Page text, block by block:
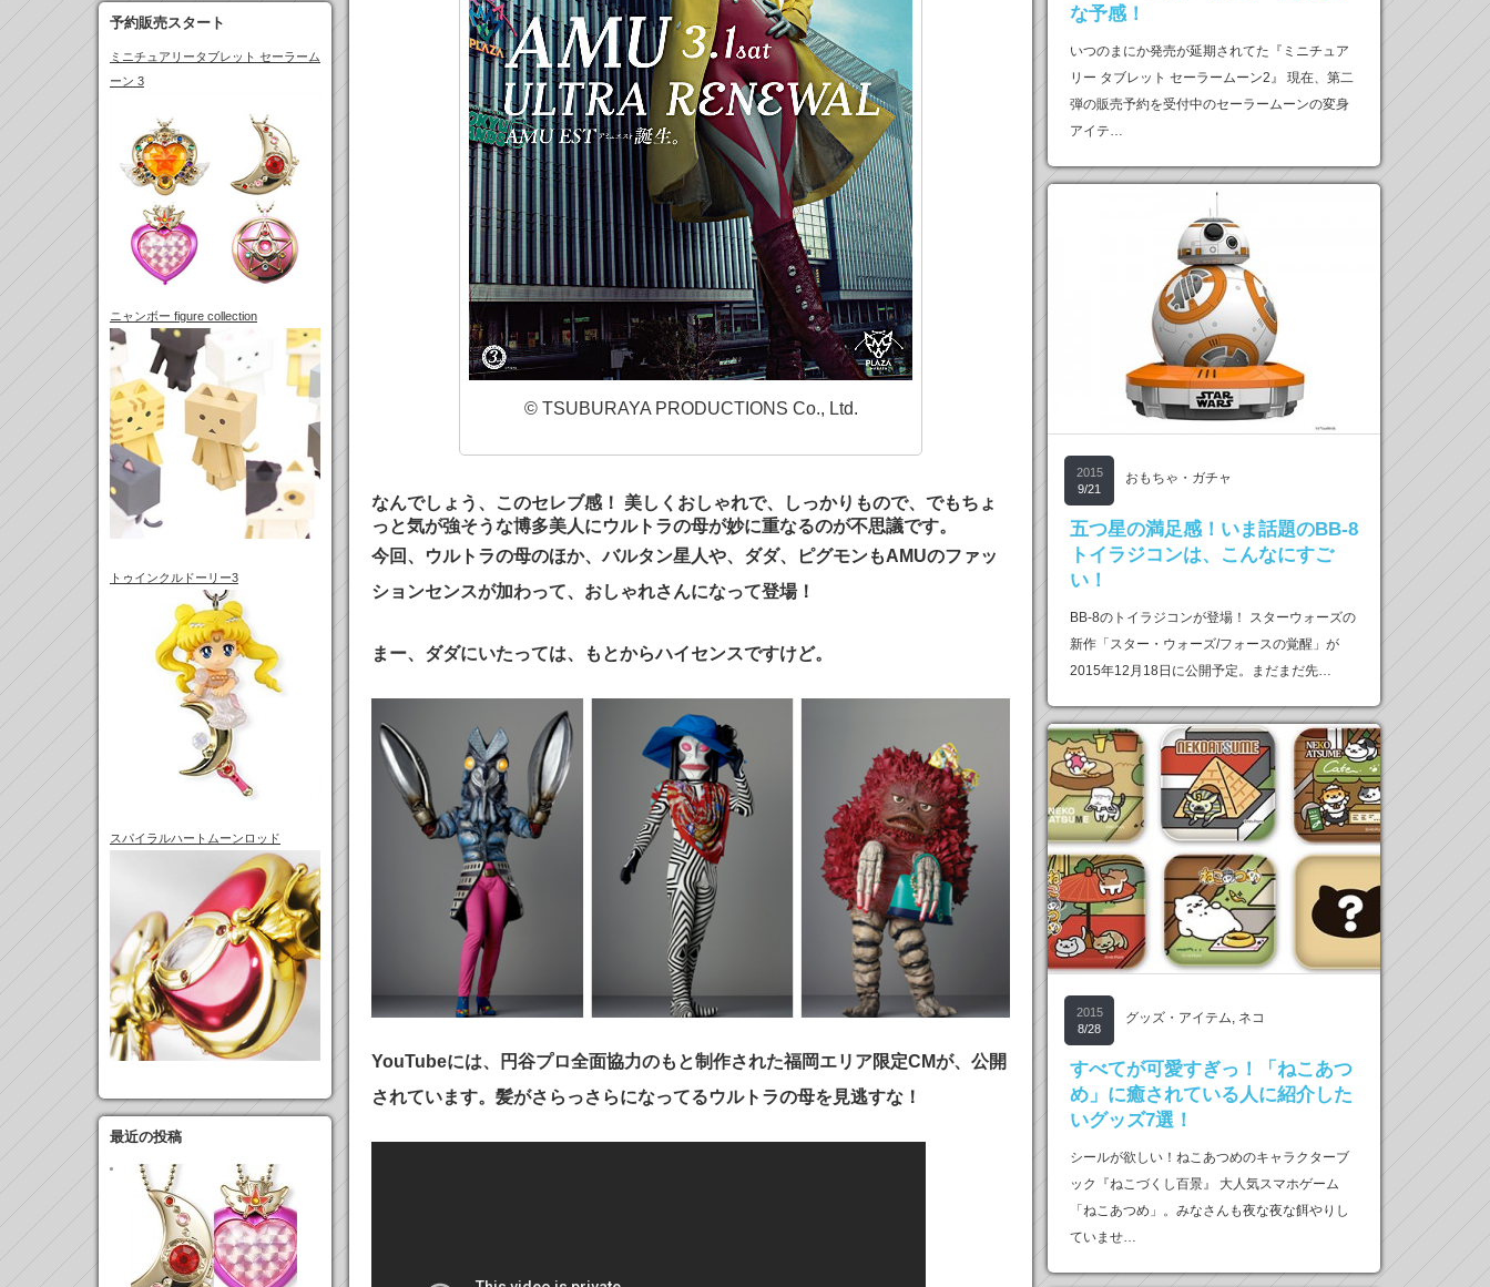
予約販売スタート
ミニチュアリータブレット セーラーム
ーン 3
ニャンボー figure collection
トゥインクルドーリー3
スパイラルハートムーンロッド
最近の投稿
© TSUBURAYA PRODUCTIONS Co., Ltd.
なんでしょう、このセレブ感！ 美しくおしゃれで、しっかりもので、でもちょ
っと気が強そうな博多美人にウルトラの母が妙に重なるのが不思議です。
今回、ウルトラの母のほか、バルタン星人や、ダダ、ピグモンもAMUのファッ
ションセンスが加わって、おしゃれさんになって登場！
まー、ダダにいたっては、もとからハイセンスですけど。
YouTubeには、円谷プロ全面協力のもと制作された福岡エリア限定CMが、公開
されています。髪がさらっさらになってるウルトラの母を見逃すな！
な予感！
いつのまにか発売が延期されてた『ミニチュア
リー タブレット セーラームーン2』 現在、第二
弾の販売予約を受付中のセーラームーンの変身
アイテ…
2015
9/21
おもちゃ・ガチャ
五つ星の満足感！いま話題のBB-8
トイラジコンは、こんなにすご
い！
BB-8のトイラジコンが登場！ スターウォーズの
新作「スター・ウォーズ/フォースの覚醒」が
2015年12月18日に公開予定。まだまだ先…
2015
8/28
グッズ・アイテム, ネコ
すべてが可愛すぎっ！「ねこあつ
め」に癒されている人に紹介した
いグッズ7選！
シールが欲しい！ねこあつめのキャラクターブ
ック『ねこづくし百景』 大人気スマホゲーム
「ねこあつめ」。みなさんも夜な夜な餌やりし
ていませ…